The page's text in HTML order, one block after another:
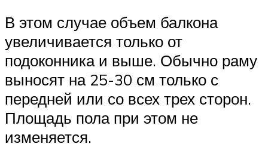
В этом случае объем балкона
увеличивается только от
подоконника и выше. Обычно раму
выносят на 25-30 см только с
передней или со всех трех сторон.
Площадь пола при этом не
изменяется.